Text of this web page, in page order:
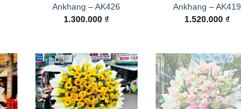
Ankhang – AK426
1.300.000₫
Ankhang – AK419
1.520.000₫